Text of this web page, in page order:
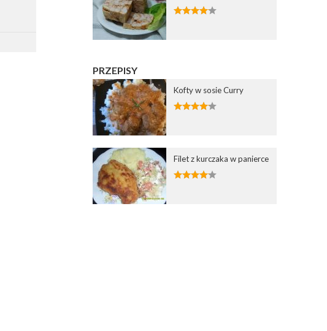
Zapisz
PRZEPISY
Kofty w sosie Curry
Filet z kurczaka w panierce